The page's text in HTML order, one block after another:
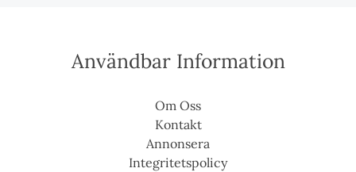
Användbar Information
Om Oss
Kontakt
Annonsera
Integritetspolicy